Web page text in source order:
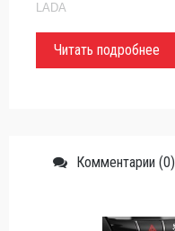
LADA
Читать подробнее
Комментарии (0)